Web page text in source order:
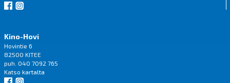
Kino-Hovi
Hovintie 6
82500 KITEE
puh. 040 7092 765
Katso kartalta